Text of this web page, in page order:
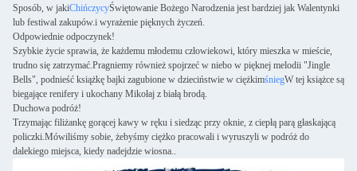
Sposób, w jakiChińczycyŚwiętowanie Bożego Narodzenia jest bardziej jak Walentynki
lub festiwal zakupów.i wyrażenie pięknych życzeń.
Odpowiednie odpoczynek!
Szybkie życie sprawia, że każdemu młodemu człowiekowi, który mieszka w mieście,
trudno się zatrzymać.Pragniemy również spojrzeć w niebo w pięknej melodii "Jingle
Bells", podnieść książkę bajki zagubione w dzieciństwie w ciężkimśniegW tej książce są
biegające renifery i ukochany Mikołaj z białą brodą.
Duchowa podróż!
Trzymając filiżankę gorącej kawy w ręku i siedząc przy oknie, z ciepłą parą głaskającą
policzki.Mówiliśmy sobie, żebyśmy ciężko pracowali i wyruszyli w podróż do
dalekiego miejsca, kiedy nadejdzie wiosna..